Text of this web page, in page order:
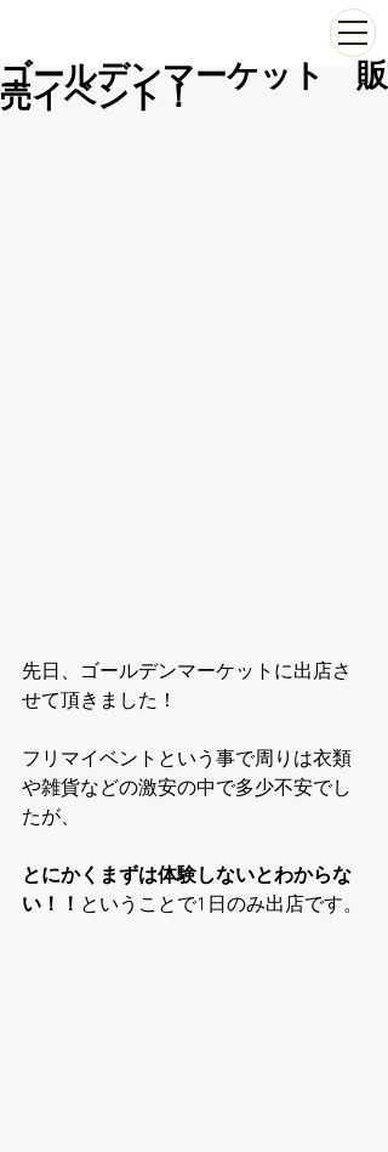
ゴールデンマーケット 販
売イベント！
先日、ゴールデンマーケットに出店さ
せて頂きました！
フリマイベントという事で周りは衣類
や雑貨などの激安の中で多少不安でし
たが、
とにかくまずは体験しないとわからな
い！！ ということで1日のみ出店です。